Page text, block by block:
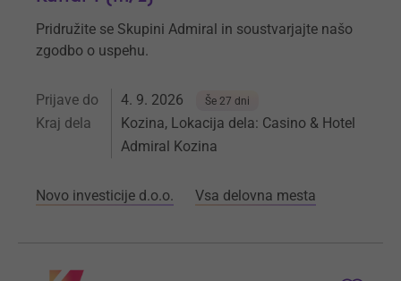
Pridružite se Skupini Admiral in soustvarjajte našo
zgodbo o uspehu.
Prijave do 4. 9. 2026 Še 27 dni
Kraj dela
Kozina, Lokacija dela: Casino & Hotel
Admiral Kozina
Novo investicije d.o.o. Vsa delovna mesta